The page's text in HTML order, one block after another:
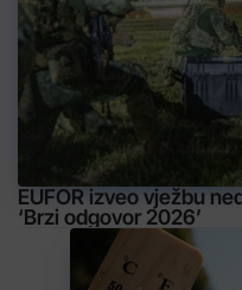
EUFOR izveo vježbu
‘Brzi odgovor 2026’